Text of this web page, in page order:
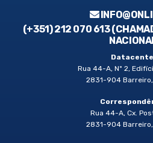
(+351) 212 070 613
Rua 44-A, Nº 2,
2831-904
Rua 44-A, Cx.
2831-904